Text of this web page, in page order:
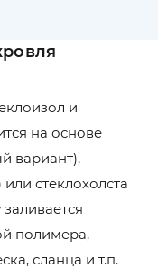
и
на основе
вариант),
стеклохолста
полимера,
сланца и т.п.